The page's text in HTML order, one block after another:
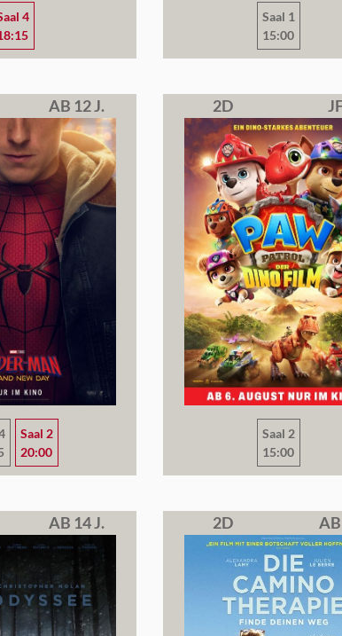
4
Saal 1
15:00
AB 12 J.
Saal 2
20:00
2D
Saal 2
15:00
AB 14 J. 2D AB